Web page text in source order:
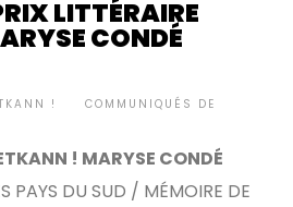
LITTÉRAIRE
CONDÉ
!
COMMUNIQUÉS DE
! MARYSE CONDÉ
PAYS DU SUD / MÉMOIRE DE